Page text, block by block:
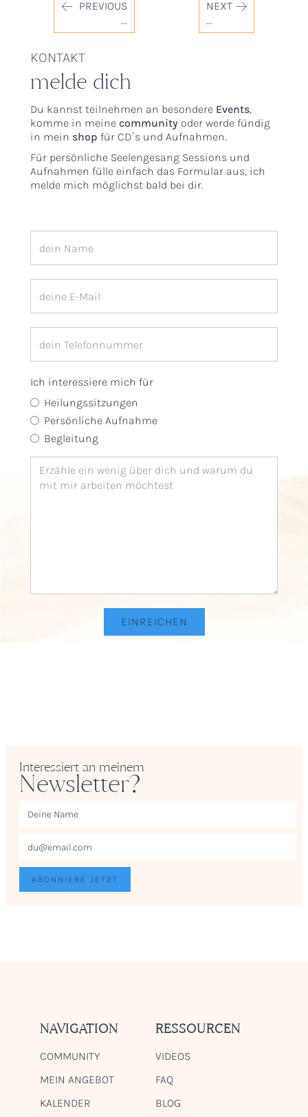
PREVIOUS
...
NEXT
...
KONTAKT
melde dich
Du kannst teilnehmen an besondere Events,
komme in meine community oder werde fündig
in mein shop für CD´s und Aufnahmen.
Für persönliche Seelengesang Sessions und
Aufnahmen fülle einfach das Formular aus, ich
melde mich möglichst bald bei dir.
Ich interessiere mich für
Heilungssitzungen
Persönliche Aufnahme
Begleitung
Interessiert an meinem
Newsletter?
NAVIGATION
COMMUNITY
MEIN ANGEBOT
KALENDER
RESSOURCEN
VIDEOS
FAQ
BLOG